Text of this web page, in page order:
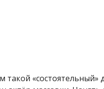
такой